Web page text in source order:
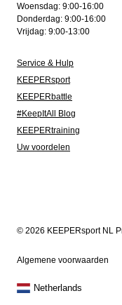
Woensdag: 9:00-16:00
Donderdag: 9:00-16:00
Vrijdag: 9:00-13:00
Service & Hulp
KEEPERsport
KEEPERbattle
#KeepItAll Blog
KEEPERtraining
Uw voordelen
© 2026 KEEPERsport NL
Algemene voorwaarden
Netherlands